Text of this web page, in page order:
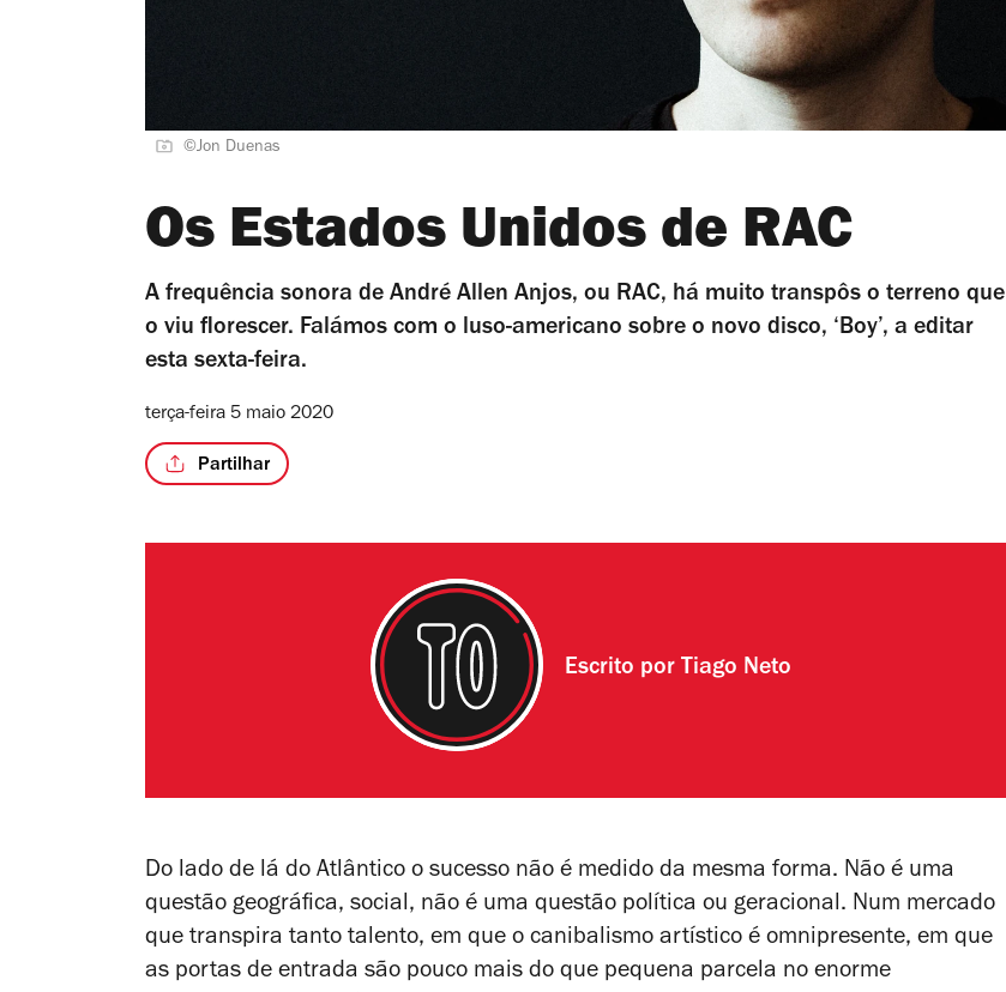
©Jon Duenas
Os Estados Unidos de RAC
A frequência sonora de André Allen Anjos, ou RAC, há muito transpôs o terreno que
o viu florescer. Falámos com o luso-americano sobre o novo disco, ‘Boy’, a editar
esta sexta-feira.
terça-feira 5 maio 2020
Partilhar
Escrito por Tiago Neto
Do lado de lá do Atlântico o sucesso não é medido da mesma forma. Não é uma
questão geográfica, social, não é uma questão política ou geracional. Num mercado
que transpira tanto talento, em que o canibalismo artístico é omnipresente, em que
as portas de entrada são pouco mais do que pequena parcela no enorme